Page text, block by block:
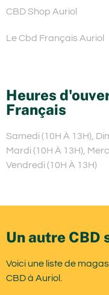
CBD Shop Auriol
Le Cbd Français Auriol
Heures
Français
Samedi (10H À 13H),
Mardi (10H À 13H),
Vendredi (10H À 13H)
Un autre CBD
Voici une liste de
CBD à Auriol.